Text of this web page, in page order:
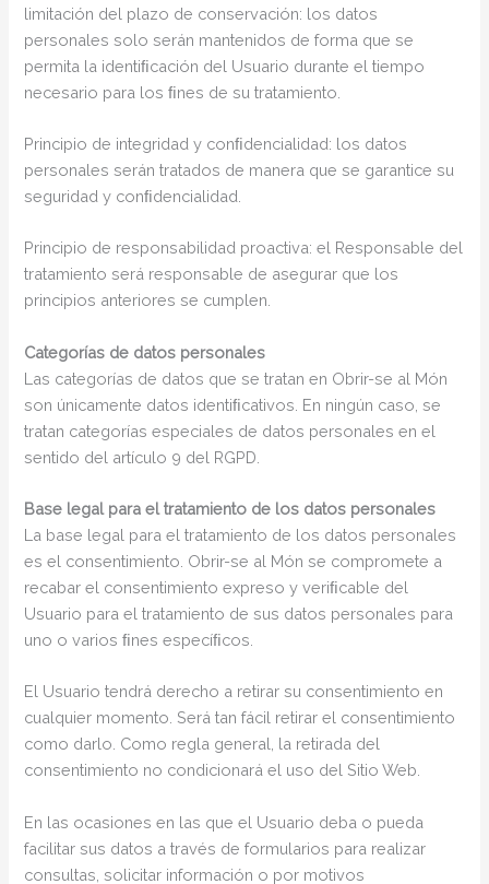
limitación del plazo de conservación: los datos
personales solo serán mantenidos de forma que se
permita la identiﬁcación del Usuario durante el tiempo
necesario para los ﬁnes de su tratamiento.
Principio de integridad y conﬁdencialidad: los datos
personales serán tratados de manera que se garantice su
seguridad y conﬁdencialidad.
Principio de responsabilidad proactiva: el Responsable del
tratamiento será responsable de asegurar que los
principios anteriores se cumplen.
Categorías de datos personales
Las categorías de datos que se tratan en Obrir-se al Món
son únicamente datos identiﬁcativos. En ningún caso, se
tratan categorías especiales de datos personales en el
sentido del artículo 9 del RGPD.
Base legal para el tratamiento de los datos personales
La base legal para el tratamiento de los datos personales
es el consentimiento. Obrir-se al Món se compromete a
recabar el consentimiento expreso y veriﬁcable del
Usuario para el tratamiento de sus datos personales para
uno o varios ﬁnes especíﬁcos.
El Usuario tendrá derecho a retirar su consentimiento en
cualquier momento. Será tan fácil retirar el consentimiento
como darlo. Como regla general, la retirada del
consentimiento no condicionará el uso del Sitio Web.
En las ocasiones en las que el Usuario deba o pueda
facilitar sus datos a través de formularios para realizar
consultas, solicitar información o por motivos